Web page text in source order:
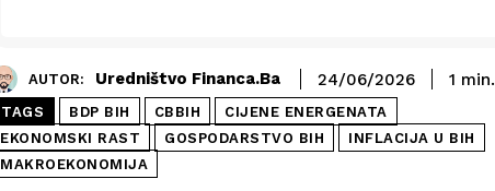
AUTOR: Uredništvo Financa.ba 24/06/2026 1 min.
TAGS BDP BIH CBBIH
CIJENE ENERGENATA
EKONOMSKI RAST
GOSPODARSTVO BIH
INFLACIJA U BIH
MAKROEKONOMIJA